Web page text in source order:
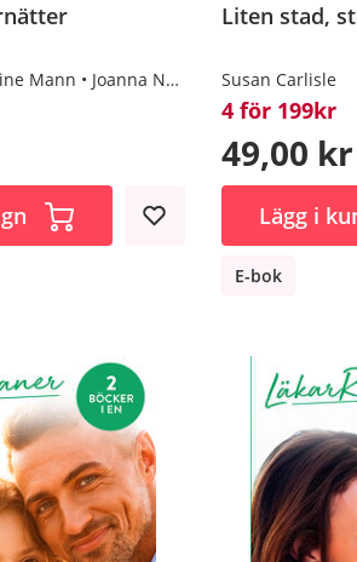
Mann Joanna Neil Susan Carlisle
Liten stad,
Susan Carlisle
4 för 199kr
49,00 kr
Lägg i
E-bok